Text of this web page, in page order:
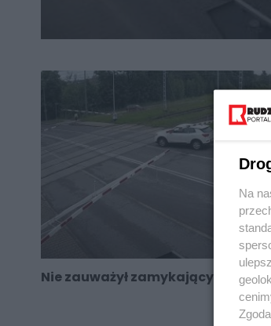
Nie zauważył zamykających się
Na